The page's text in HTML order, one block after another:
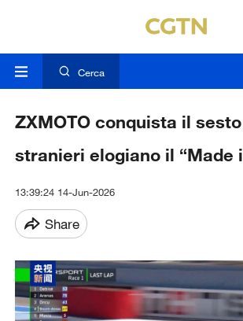
Cerca
ZXMOTO conquista il
stranieri elogiano il “Made
13:39:24 14-Jun-2026
Share